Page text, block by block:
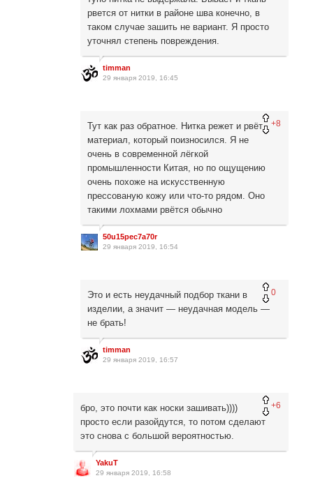
рвется от нитки в районе шва конечно, в
таком случае зашить не вариант. Я просто
уточнял степень повреждения.
timman
29 января 2019, 16:45
+8
Тут как раз обратное. Нитка режет и рвёт
материал, который поизносился. Я не
очень в современной лёгкой
промышленности Китая, но по ощущению
очень похоже на искусственную
прессованую кожу или что-то рядом. Оно
такими лохмами рвётся обычно
50u15pec7a70r
29 января 2019, 16:54
0
Это и есть неудачный подбор ткани в
изделии, а значит — неудачная модель —
не брать!
timman
29 января 2019, 16:57
+6
бро, это почти как носки зашивать))))
просто если разойдутся, то потом сделают
это снова с большой вероятностью.
YakuT
29 января 2019, 16:58